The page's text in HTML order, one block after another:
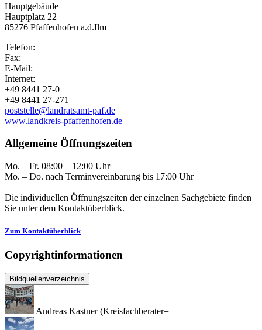
Hauptgebäude
Hauptplatz 22
85276 Pfaffenhofen a.d.Ilm
Telefon:
Fax:
E-Mail:
Internet:
+49 8441 27-0
+49 8441 27-271
poststelle@landratsamt-paf.de
www.landkreis-pfaffenhofen.de
Allgemeine Öffnungszeiten
Mo. – Fr. 08:00 – 12:00 Uhr
Mo. – Do. nach Terminvereinbarung bis 17:00 Uhr
Die individuellen Öffnungszeiten der einzelnen Sachgebiete finden
Sie unter dem Kontaktüberblick.
Zum Kontaktüberblick
Copyrightinformationen
Bildquellenverzeichnis
Andreas Kastner (Kreisfachberater=